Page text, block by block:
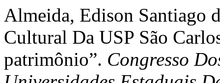
Almeida, Edison Santiago
Cultural Da USP São
patrimônio”. Congresso